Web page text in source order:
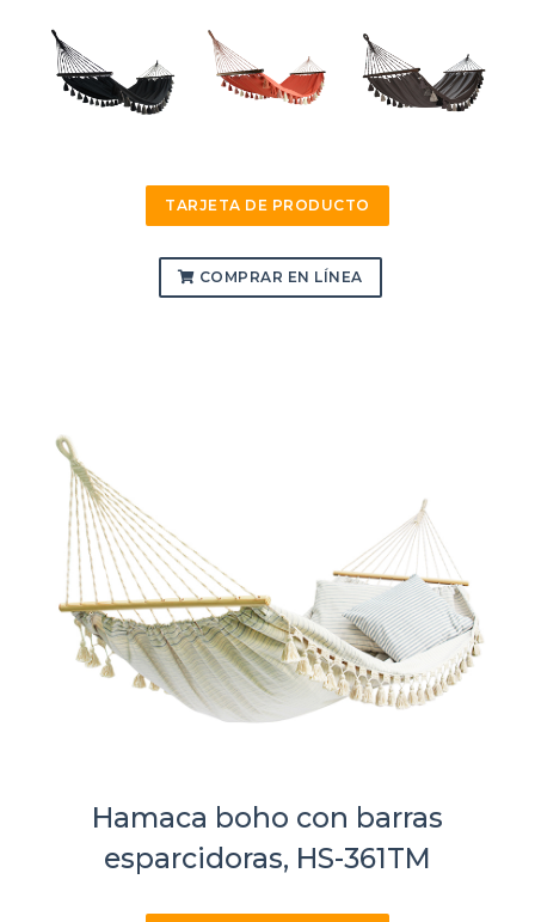
TARJETA DE PRODUCTO
COMPRAR EN LÍNEA
Hamaca boho con barras
esparcidoras, HS-361TM